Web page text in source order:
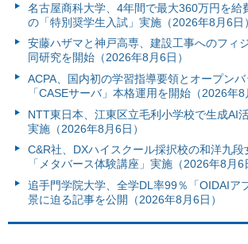
名古屋商科大学、4年間で最大360万円を給
の「特別奨学生入試」実施（2026年8月6日）
安藤ハザマと神戸高専、建設工事へのフィ
同研究を開始（2026年8月6日）
ACPA、国内初の学習指導要領とオープン
「CASEサーバ」本格運用を開始（2026年8
NTT東日本、江東区立毛利小学校で生成AI
実施（2026年8月6日）
C&R社、DXハイスクール採択校の和洋九段
「メタバース体験講座」実施（2026年8月6
追手門学院大学、全学DL率99％「OIDAIア
景に迫る記事を公開（2026年8月6日）